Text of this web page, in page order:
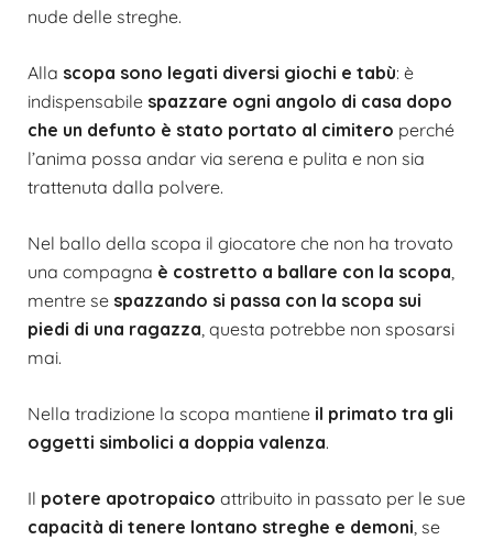
nude delle streghe.
Alla scopa sono legati diversi giochi e tabù: è
indispensabile spazzare ogni angolo di casa dopo
che un defunto è stato portato al cimitero perché
l’anima possa andar via serena e pulita e non sia
trattenuta dalla polvere.
Nel ballo della scopa il giocatore che non ha trovato
una compagna è costretto a ballare con la scopa
mentre se spazzando si passa con la scopa sui
piedi di una ragazza , questa potrebbe non sposarsi
mai.
Nella tradizione la scopa mantiene il primato tra gli
oggetti simbolici a doppia valenza.
Il potere apotropaico attribuito in passato per le sue
capacità di tenere lontano streghe e demoni , se